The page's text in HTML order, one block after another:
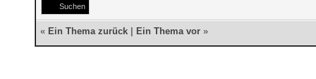
Suchen
« Ein Thema zurück Ein Thema vor »